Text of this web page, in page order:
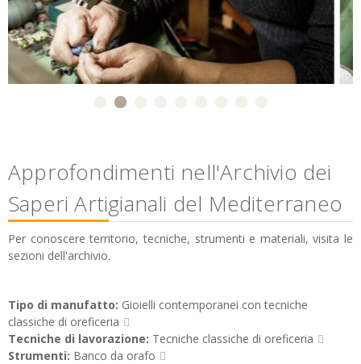
Approfondimenti nell'Archivio dei
Saperi Artigianali del Mediterraneo
Per conoscere territorio, tecniche, strumenti e materiali, visita le
sezioni dell'archivio.
Tipo di manufatto: Gioielli contemporanei con tecniche
classiche di oreficeria
Tecniche di lavorazione: Tecniche classiche di oreficeria
Strumenti: Banco da orafo